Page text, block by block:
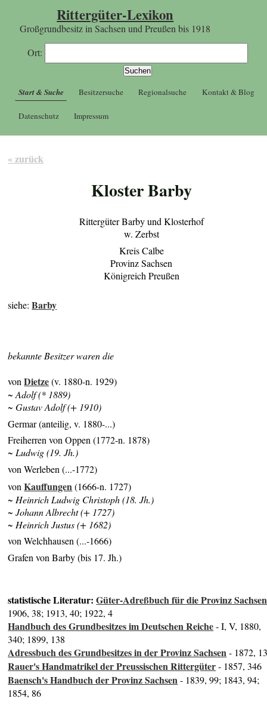
Rittergüter-Lexikon
Großgrundbesitz in Sachsen und Preußen bis 1918
Ort:
Start & Suche Besitzersuche Regionalsuche Kontakt & Blog
Datenschutz Impressum
« zurück
Kloster Barby
Rittergüter Barby und Klosterhof
w. Zerbst
Kreis Calbe
Provinz Sachsen
Königreich Preußen
siehe:Barby
bekannte Besitzer waren die
vonDietze(v. 1880-n. 1929)
~ Adolf (* 1889)
~ Gustav Adolf (+ 1910)
Germar (anteilig, v. 1880-...)
Freiherren von Oppen (1772-n. 1878)
~ Ludwig (19. Jh.)
von Werleben (...-1772)
vonKauffungen(1666-n. 1727)
~ Heinrich Ludwig Christoph (18. Jh.)
~ Johann Albrecht (+ 1727)
~ Heinrich Justus (+ 1682)
von Welchhausen (...-1666)
Grafen von Barby (bis 17. Jh.)
statistische Literatur:Güter-Adreßbuch für die Provinz Sachsen
1906, 38; 1913, 40; 1922, 4
Handbuch des Grundbesitzes im Deutschen Reiche- I, V, 1880,
340; 1899, 138
Adressbuch des Grundbesitzes in der Provinz Sachsen- 1872,
Rauer's Handmatrikel der Preussischen Rittergüter- 1857, 346
Baensch's Handbuch der Provinz Sachsen- 1839, 99; 1843, 94;
1854, 86